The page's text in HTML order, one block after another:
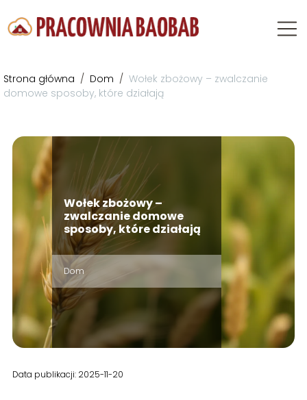
Strona główna / Dom / Wołek zbożowy – zwalczanie
domowe sposoby, które działają
Wołek zbożowy –
zwalczanie domowe
sposoby, które działają
Dom
Data publikacji: 2025-11-20